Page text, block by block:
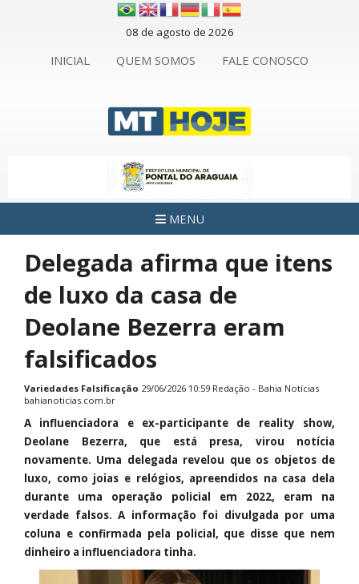
08 de agosto de 2026
INICIAL QUEM SOMOS FALE CONOSCO
MENU
Delegada afirma que itens
de luxo da casa de
Deolane Bezerra eram
falsificados
Variedades Falsificação 29/06/2026 10:59 Redação - Bahia Notícias
bahianoticias.com.br
A influenciadora e ex-participante de reality show,
Deolane Bezerra, que está presa, virou notícia
novamente. Uma delegada revelou que os objetos de
luxo, como joias e relógios, apreendidos na casa dela
durante uma operação policial em 2022, eram na
verdade falsos. A informação foi divulgada por uma
coluna e confirmada pela policial, que disse que nem
dinheiro a influenciadora tinha.